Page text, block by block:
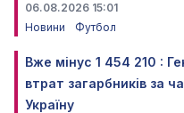
06.08.2026 15:01
Новини
Футбол
Вже мінус 1 454 210 :
втрат загарбників за
Україну